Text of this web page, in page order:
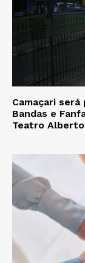
Camaçari
Bandas e
Teatro